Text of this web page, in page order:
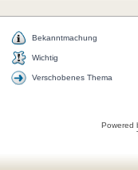
Bekanntmachung
Wichtig
Verschobenes Thema
Powered